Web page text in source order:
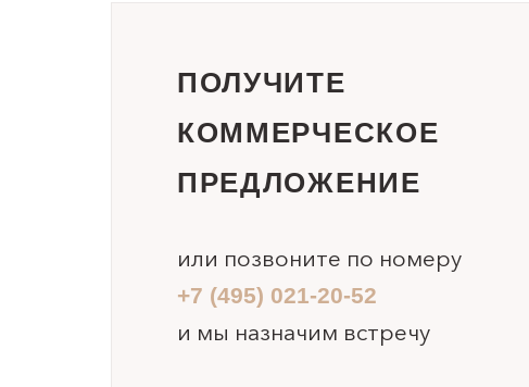
ПОЛУЧИТЕ
КОММЕРЧЕСКОЕ
ПРЕДЛОЖЕНИЕ
или позвоните по номеру
+7 (495) 021-20-52
и мы назначим встречу